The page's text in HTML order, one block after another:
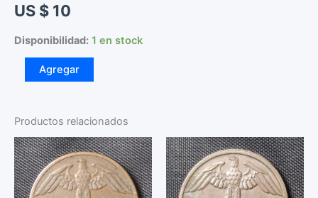
US $ 10
Disponibilidad: 1 en stock
Argentina
10
Centavos
-
Níquel
-
VF
Agregar
Productos relacionados